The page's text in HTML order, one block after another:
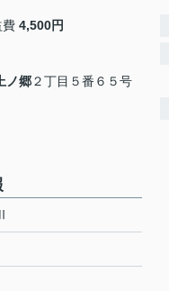
4,500円
上ノ郷２丁目５番６５号